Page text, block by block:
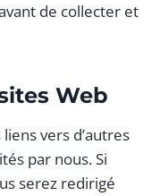
de collecter et
Web
vers d’autres
par nous. Si
serez redirigé